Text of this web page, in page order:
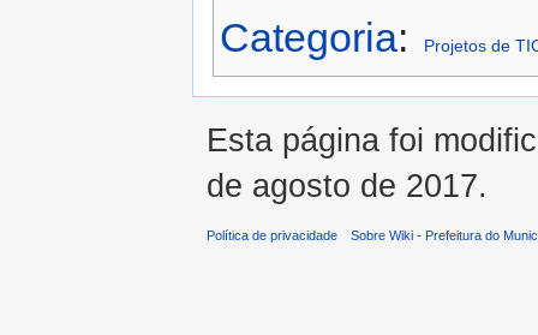
Categoria: Projetos de
Esta página foi
de agosto de 2017.
Política de privacidade Sobre Wiki - Prefeitura do